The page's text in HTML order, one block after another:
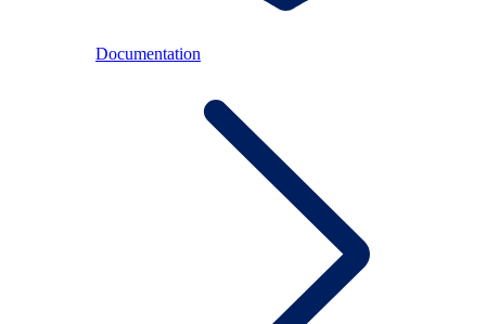
Documentation